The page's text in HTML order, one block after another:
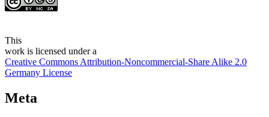
This
work is licensed under a
Creative Commons Attribution-Noncommercial-Share Alike 2.0
Germany License
Meta